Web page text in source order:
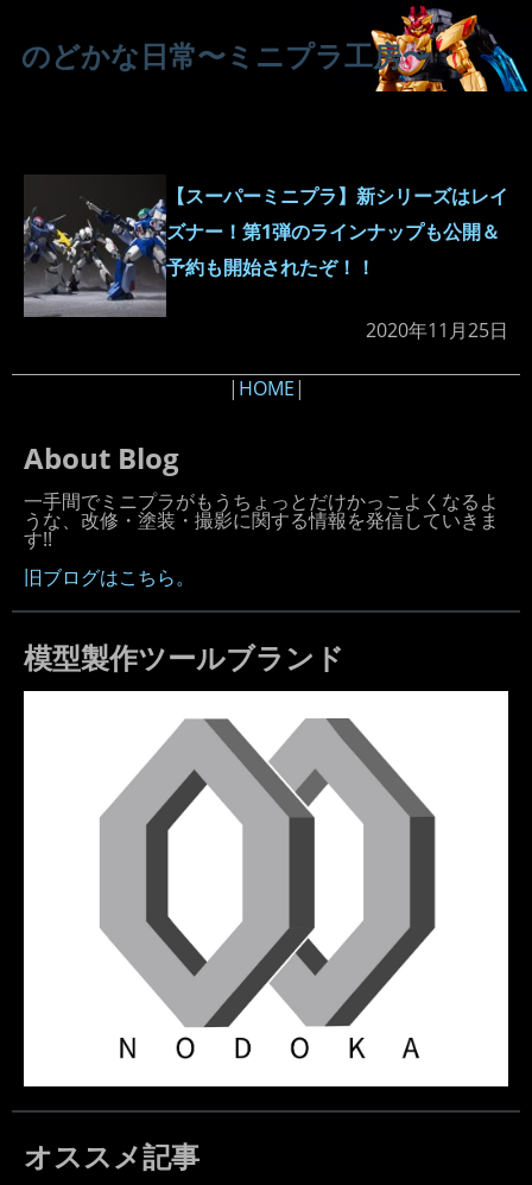
のどかな日常〜ミニプラ工房〜
【スーパーミニプラ】新シリーズはレイ
ズナー！第1弾のラインナップも公開＆
予約も開始されたぞ！！
2020年11月25日
| HOME|
About Blog
一手間でミニプラがもうちょっとだけかっこよくなるよ
うな、改修・塗装・撮影に関する情報を発信していきま
す!!
旧ブログはこちら。
模型製作ツールブランド
オススメ記事